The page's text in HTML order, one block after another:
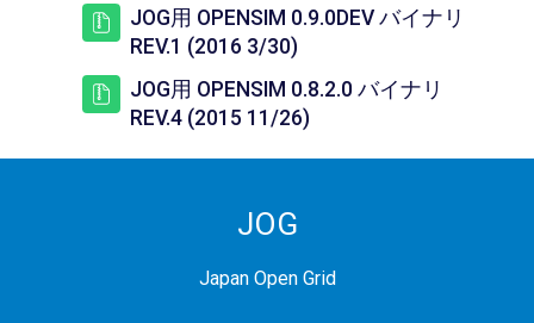
JOG用 OPENSIM 0.9.0DEV バイナリ
REV.1 (2016 3/30)
JOG用 OPENSIM 0.8.2.0 バイナリ
REV.4 (2015 11/26)
JOG
Japan Open Grid